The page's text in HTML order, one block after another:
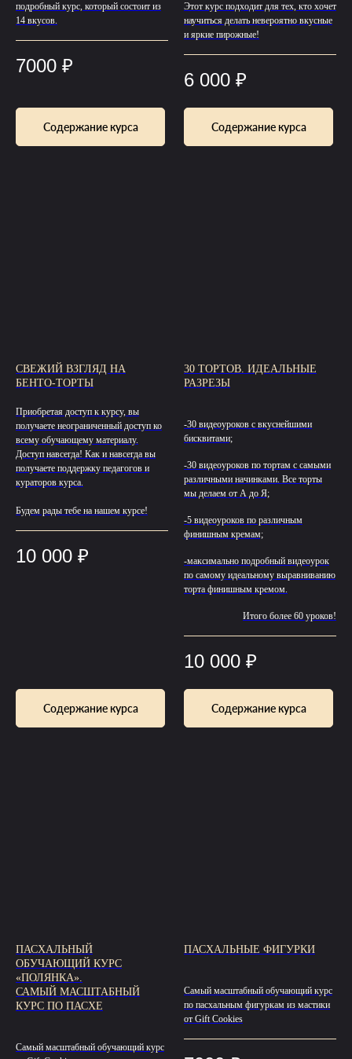
подробный курс, который состоит из
14 вкусов.
7000 ₽
Содержание курса
Этот курс подходит для тех, кто хочет
научиться делать невероятно вкусные
и яркие пирожные!
6 000 ₽
Содержание курса
СВЕЖИЙ ВЗГЛЯД НА
БЕНТО-ТОРТЫ
Приобретая доступ к курсу, вы
получаете неограниченный доступ ко
всему обучающему материалу.
Доступ навсегда! Как и навсегда вы
получаете поддержку педагогов и
кураторов курса.
Будем рады тебе на нашем курсе!
10 000 ₽
Содержание курса
30 ТОРТОВ. ИДЕАЛЬНЫЕ
РАЗРЕЗЫ
-30 видеоуроков с вкуснейшими
бисквитами;
-30 видеоуроков по тортам с самыми
различными начинками. Все торты
мы делаем от А до Я;
-5 видеоуроков по различным
финишным кремам;
-максимально подробный видеоурок
по самому идеальному выравниванию
торта финишным кремом.
Итого более 60 уроков!
10 000 ₽
Содержание курса
ПАСХАЛЬНЫЙ
ОБУЧАЮЩИЙ КУРС
«ПОЛЯНКА».
САМЫЙ МАСШТАБНЫЙ
КУРС ПО ПАСХЕ
Самый масштабный обучающий курс
ПАСХАЛЬНЫЕ ФИГУРКИ
Самый масштабный обучающий курс
по пасхальным фигуркам из мастики
от Gift Cookies